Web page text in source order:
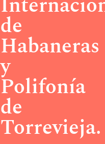
de
Habaneras
y
Polifonía
de
Torrevieja.